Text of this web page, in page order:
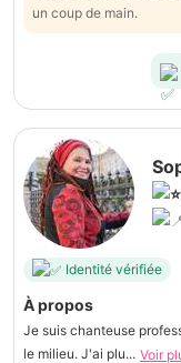
un coup de main.
Identité vérifiée
À propos
Je suis chanteuse
le milieu. J'ai plu... Voir